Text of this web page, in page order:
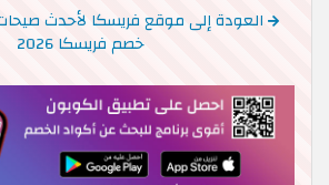
العودة إلى موقع فريسكا لأحدث
خصم فريسكا 2026